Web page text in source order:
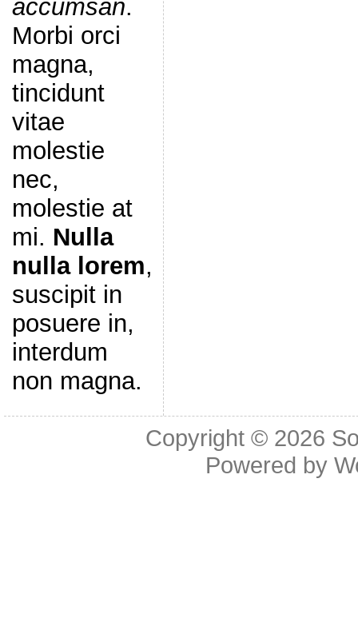
accumsan.
Morbi orci
magna,
tincidunt
vitae
molestie
nec,
molestie at
mi. Nulla
nulla lorem,
suscipit in
posuere in,
interdum
non magna.
Copyright © 2026
Powered by